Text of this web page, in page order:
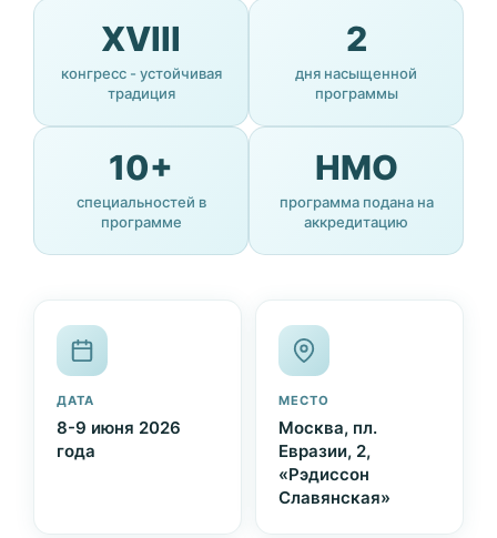
XVIII
конгресс - устойчивая
традиция
2
дня насыщенной
программы
10+
специальностей в
программе
НМО
программа подана на
аккредитацию
ДАТА
8-9 июня 2026
года
МЕСТО
Москва, пл.
Евразии, 2,
«Рэдиссон
Славянская»